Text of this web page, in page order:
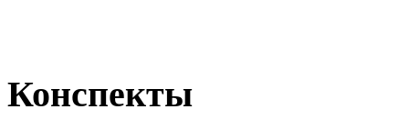
Конспекты